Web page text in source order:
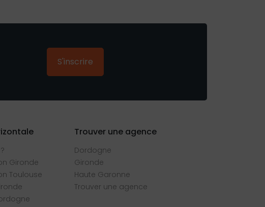
S'inscrire
Gironde
Toulouse
Trouver une agence
Dordogne
Gironde
Haute Garonne
Trouver une agence